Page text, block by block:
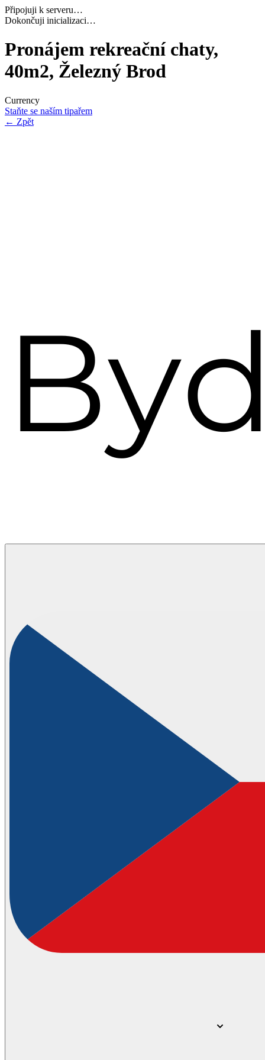
Připojuji k serveru…
Dokončuji inicializaci…
Pronájem rekreační chaty,
40m2, Železný Brod
Currency
Staňte se naším tipařem
← Zpět